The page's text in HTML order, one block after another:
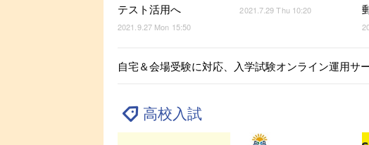
テスト活用へ
2021.9.27 Mon 15:50
2021.7.29 Thu 10:20
自宅＆会場受験に対応、入学試験オンライン運用サ
高校入試